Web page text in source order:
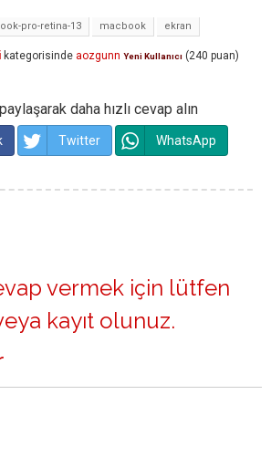
pro-retina-13 macbook ekran
kategorisinde aozgunn Yeni Kullanıcı (240 puan)
daha hızlı cevap alın
Twitter WhatsApp
vermek için lütfen
kayıt olunuz.